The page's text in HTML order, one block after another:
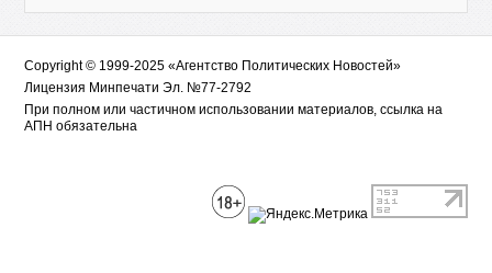
Copyright © 1999-2025 «Агентство Политических Новостей»
Лицензия Минпечати Эл. №77-2792
При полном или частичном использовании материалов, ссылка на
АПН обязательна